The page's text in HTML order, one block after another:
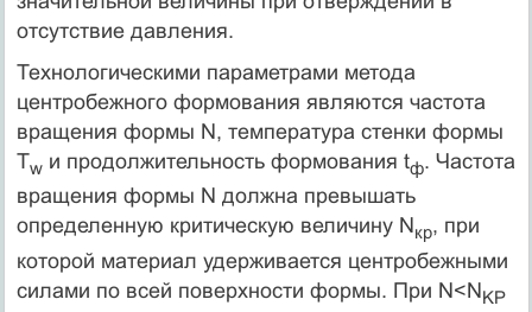
отсутствие давления.
Технологическими параметрами метода
центробежного формования являются частота
вращения формы N, температура стенки формы
Twи продолжительность формования tф. Частота
вращения формы N должна превышать
определенную критическую величину Nкр, при
которой материал удерживается центробежными
силами по всей поверхности формы. При N<NKP